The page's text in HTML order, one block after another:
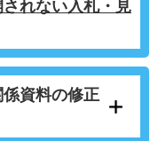
れない入札・見
資料の修正